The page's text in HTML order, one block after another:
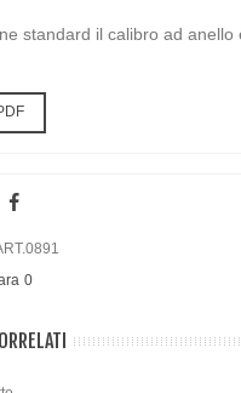
standard il calibro ad anello
0